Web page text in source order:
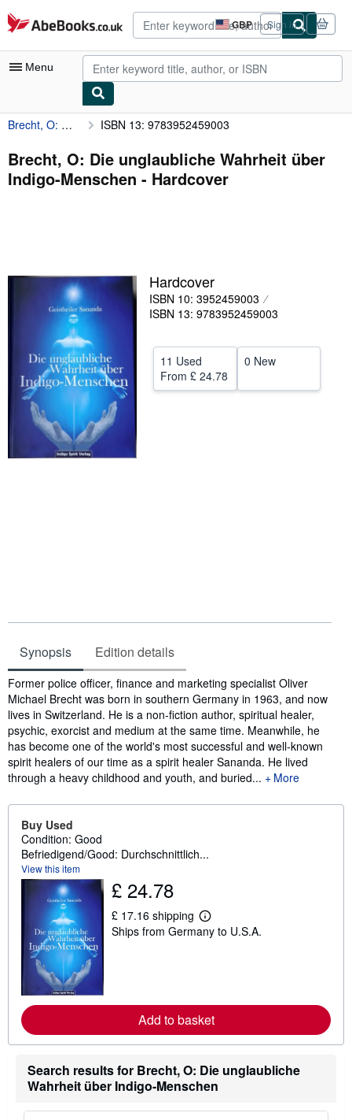
Skip to main content
AbeBooks.co.uk GBP
Site
shopping
preferences
Sign in
Menu
My Account
My Purchases
Advanced Search
Textbooks
Start Selling
Help
Brecht, O: Die unglaubliche Wahrheit über Indigo-Menschen ISBN 13: 9783952459003
Brecht, O: Die unglaubliche Wahrheit über
Indigo-Menschen - Hardcover
Hardcover
ISBN 10: 3952459003
ISBN 13: 9783952459003
11 Used
From £ 24.78
0 New
Synopsis Edition details
Synopsis
Former police officer, finance and marketing specialist Oliver
Michael Brecht was born in southern Germany in 1963, and now
lives in Switzerland. He is a non-fiction author, spiritual healer,
psychic, exorcist and medium at the same time. Meanwhile, he
has become one of the world's most successful and well-known
spirit healers of our time as a spirit healer Sananda. He lived
through a heavy childhood and youth, and buried...
More
Buy Used
Condition: Good
Befriedigend/Good: Durchschnittlich...
View this item
£ 24.78
£ 17.16 shipping
L
e
r
e
a
b
t
s
i
Ships from Germany to U.S.A.
Add to basket
Search results for Brecht, O: Die unglaubliche
Wahrheit über Indigo-Menschen